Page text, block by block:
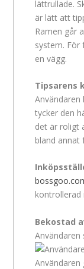
lättrullade.
är lätt att
Ramen går
system. För
en vägg.
Tipsarens
tycker den
det är roligt
bland annat
kontrollerad
Bekostad
Användaren